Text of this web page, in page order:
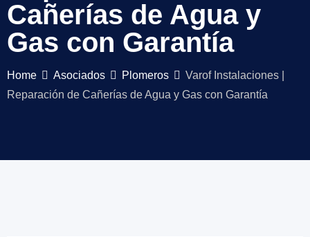
Cañerías de Agua y
Gas con Garantía
Home Asociados Plomeros
Varof Instalaciones |
Reparación de Cañerías de Agua y Gas con Garantía